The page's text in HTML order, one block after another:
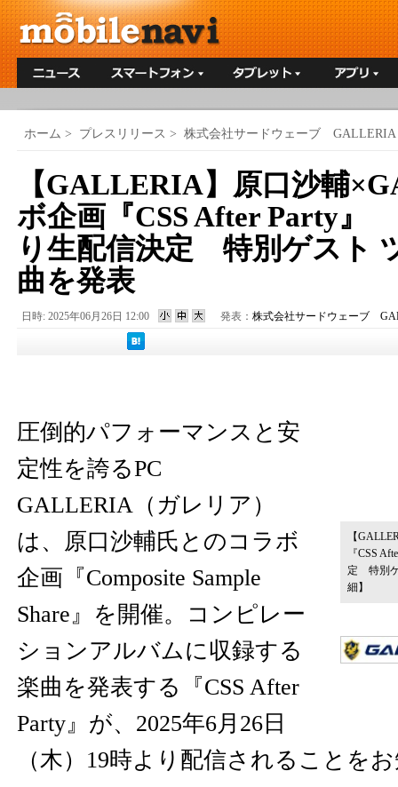
ホーム > プレスリリース > 株式会社サードウェーブ GALLERIA
【GALLERIA】原口沙輔
ボ企画『CSS After Party』
り生配信決定 特別ゲスト
曲を発表
日時: 2025年06月26日 12:00 発表： 株式会社サードウェーブ
【
『CSS
定 特別
細】
圧倒的パフォーマンスと安
定性を誇るPC
GALLERIA（ガレリア）
は、原口沙輔氏とのコラボ
企画『Composite Sample
Share』を開催。コンピレー
ションアルバムに収録する
楽曲を発表する『CSS After
Party』が、2025年6月26日
（木）19時より配信されることを